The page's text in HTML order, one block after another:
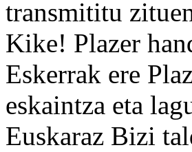
transmititu
Kike! Plazer
Eskerrak ere
eskaintza eta
Euskaraz Bizi